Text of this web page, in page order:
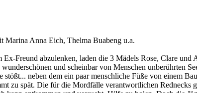
Anna Eich, Thelma Buabeng u.a.
Freund abzulenken, laden die 3 Mädels Rose, Clare
und scheinbar von Menschen unberührten
neben dem ein paar menschliche Füße von einem
zu spät. Die für die Mordfälle verantwortlichen